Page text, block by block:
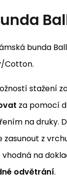
bunda
Cotton.
stažení
za pomocí
na druky.
z
na
odvětrání.